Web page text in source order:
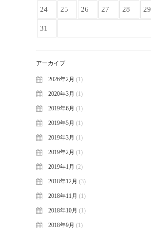
24 25 26 27 28 29
31
アーカイブ
2026年2月 (1)
2020年3月 (1)
2019年6月 (1)
2019年5月 (1)
2019年3月 (1)
2019年2月 (1)
2019年1月 (2)
2018年12月 (3)
2018年11月 (1)
2018年10月 (1)
2018年9月 (1)